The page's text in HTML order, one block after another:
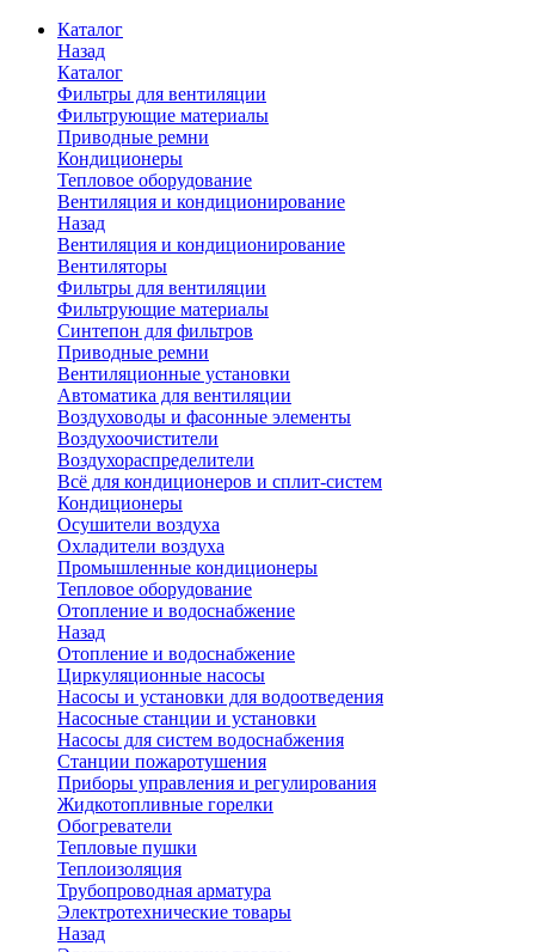
Каталог
Назад
Каталог
Фильтры для вентиляции
Фильтрующие материалы
Приводные ремни
Кондиционеры
Тепловое оборудование
Вентиляция и кондиционирование
Назад
Вентиляция и кондиционирование
Вентиляторы
Фильтры для вентиляции
Фильтрующие материалы
Синтепон для фильтров
Приводные ремни
Вентиляционные установки
Автоматика для вентиляции
Воздуховоды и фасонные элементы
Воздухоочистители
Воздухораспределители
Всё для кондиционеров и сплит-систем
Кондиционеры
Осушители воздуха
Охладители воздуха
Промышленные кондиционеры
Тепловое оборудование
Отопление и водоснабжение
Назад
Отопление и водоснабжение
Циркуляционные насосы
Насосы и установки для водоотведения
Насосные станции и установки
Насосы для систем водоснабжения
Станции пожаротушения
Приборы управления и регулирования
Жидкотопливные горелки
Обогреватели
Тепловые пушки
Теплоизоляция
Трубопроводная арматура
Электротехнические товары
Назад